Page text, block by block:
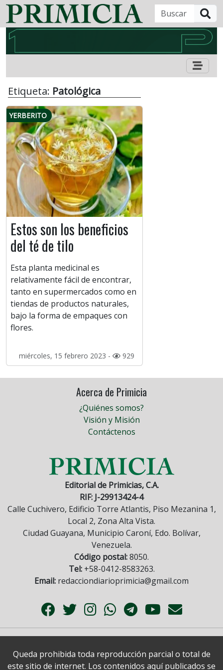
Etiqueta: Patológica
YERBERITO
Estos son los beneficios
del té de tilo
Esta planta medicinal es
relativamente fácil de encontrar,
tanto en supermercados como en
tiendas de productos naturales,
bajo la forma de empaques con
flores.
miércoles, 15 febrero 2023 - 929
Acerca de Primicia
¿Quiénes somos?
Visión y Misión
Contáctenos
Editorial de Primicias, C.A.
RIF: J-29913424-4
Calle Cuchivero, Edificio Torre Atlantis, Piso Mezanina 1,
Local 2, Zona Alta Vista.
Ciudad Guayana, Municipio Caroní, Edo. Bolívar,
Venezuela.
Código postal:8050.
Tel:+58-0412-8583263.
Email: redacciondiarioprimicia@gmail.com
Queda prohibida toda reproducción parcial o total de
este sitio de internet. Los contenidos aquí publicados se